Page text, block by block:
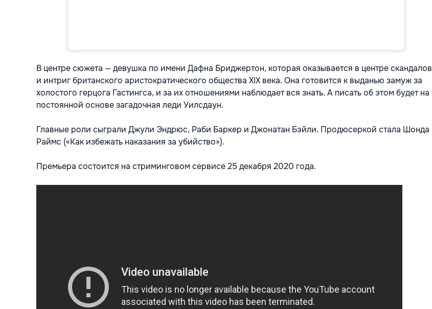
В центре сюжета — девушка по имени Дафна Бриджертон, которая оказывается в центре скандалов
и интриг британского аристократического общества XIX века. Она готовится к выданью замуж за
холостого герцога Гастингса, и за их отношениями наблюдает вся знать. А писать об этом будет на
постоянной основе загадочная леди Уилсдаун.
Главные роли сыграли Джули Эндрюс, Раби Баркер и Джонатан Бэйли. Продюсеркой стала Шонда
Раймс («Как избежать наказания за убийство»).
Премьера состоится на стриминговом сервисе 25 декабря 2020 года.